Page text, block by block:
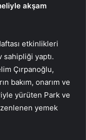
akşam
etkinlikleri
sahipliği yaptı.
Çırpanoğlu,
bakım, onarım ve
yürüten Park ve
yemek